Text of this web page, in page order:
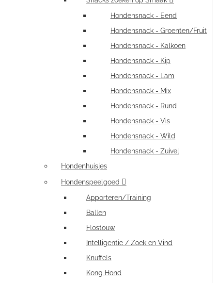
Hondensnack - Eend
Hondensnack - Groenten/Fruit
Hondensnack - Kalkoen
Hondensnack - Kip
Hondensnack - Lam
Hondensnack - Mix
Hondensnack - Rund
Hondensnack - Vis
Hondensnack - Wild
Hondensnack - Zuivel
Hondenhuisjes
Hondenspeelgoed
Apporteren/Training
Ballen
Flostouw
Intelligentie / Zoek en Vind
Knuffels
Kong Hond